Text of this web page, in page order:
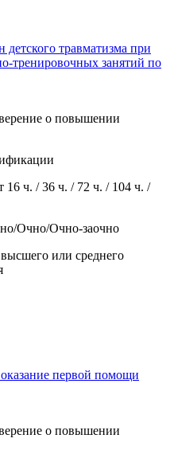
травматизма при
тренировочных занятий по
о повышении
16 ч. / 36 ч. / 72 ч. / 104 ч. /
Очно/Очно-заочно
или среднего
первой помощи
о повышении